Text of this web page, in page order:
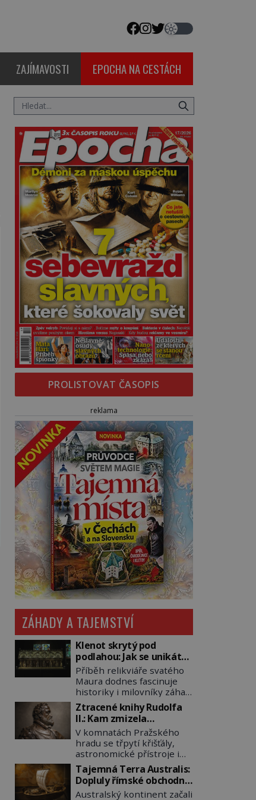
ZAJÍMAVOSTI EPOCHA NA CESTÁCH
PROLISTOVAT ČASOPIS
reklama
ZÁHADY A TAJEMSTVÍ
Klenot skrytý pod
podlahou: Jak se unikátní
románský poklad dostal
do zapadlého Bečova?
Příběh relikviáře svatého
Maura dodnes fascinuje
historiky i milovníky záhad
po celém světě. Tato
románská zlatnická
památka ze 13. století je
po českých korunovačních
klenotech druhým
nejcennějším movitým
majetkem v České
republice. Přestože byl
klenot v roce 1985 po
Ztracené knihy Rudolfa
II.: Kam zmizela
nejzáhadnější knihovna
Evropy?
V komnatách Pražského
hradu se třpytí křišťály,
astronomické přístroje i
podivné alchymistické
rukopisy. Císař Rudolf II.
shromažďuje vše, co
souvisí s tajemstvím
Tajemná Terra Australis:
Dopluly římské obchodní
lodě až do Austrálie?
Australský kontinent začali